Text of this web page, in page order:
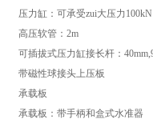
压力缸：可承受zui大压力
高压软管：2m
可插拔式压力缸接长杆：
带磁性球接头上压板
承载板
承载板：带手柄和盒式水准器